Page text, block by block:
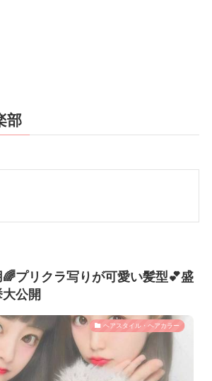
部
プリクラ写りが可愛い髪型💕盛
公開
ヘアスタイル・ヘアカラー